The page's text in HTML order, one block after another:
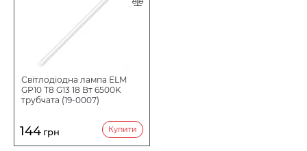
Світлодіодна лампа ELM
GP10 T8 G13 18 Вт 6500K
трубчата (19-0007)
144 грн Купити